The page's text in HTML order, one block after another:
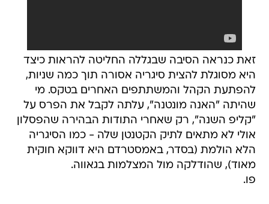
זאת כנראה הסיבה שבגללה החליטה להראות כיצד
היא מסוגלת להצית סיגריה אסורה תוך כמה שניות,
להפתעת הקהל והמשתתפים האחרים בטקס. מי
שהיתה "האנה מונטנה", עלתה לקבל את הפרס על
"קליפ השנה", רק שאחרי התודות הבהירה שהפסלון
אולי לא מתאים לתיק הקטנטן שלה - כמו הסיגריה
הלא הולמת (בסדר, באמסטרדם היא דווקא חוקית
מאוד), שהודלקה מול המצלמות בגאווה.
פו.